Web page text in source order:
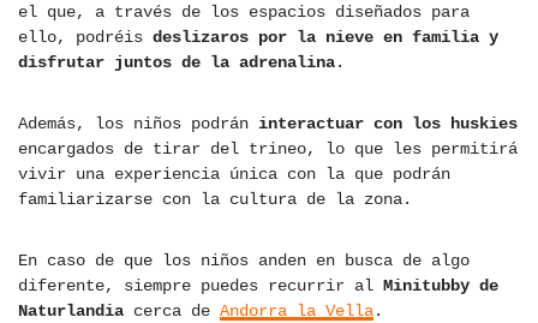
el que, a través de los espacios diseñados para
ello, podréis deslizaros por la nieve en familia y
disfrutar juntos de la adrenalina.
Además, los niños podrán interactuar con los huskies
encargados de tirar del trineo, lo que les permitirá
vivir una experiencia única con la que podrán
familiarizarse con la cultura de la zona.
En caso de que los niños anden en busca de algo
diferente, siempre puedes recurrir al Minitubby de
Naturlandia cerca de Andorra la Vella.